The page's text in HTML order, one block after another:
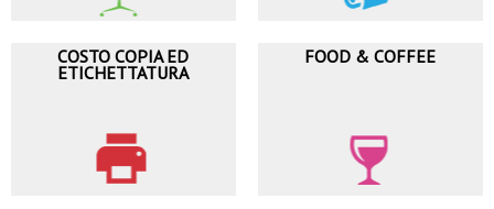
COSTO COPIA ED
ETICHETTATURA
FOOD & COFFEE